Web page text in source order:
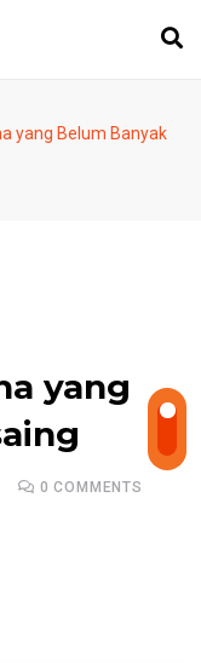
yang Belum Banyak
yang
0 COMMENTS